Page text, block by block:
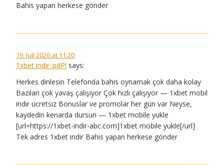
Bahis yapan herkese gönder
19. Juli 2026 at 11:20
1xbet indir_pdPl says:
Herkes dinlesin Telefonda bahis oynamak çok daha kolay
Bazıları çok yavaş çalışıyor Çok hızlı çalışıyor — 1xbet mobil
indir ücretsiz Bonuslar ve promolar her gün var Neyse,
kaydedin kenarda dursun — 1xbet mobile yukle
[url=https://1xbet-indir-abc.com]1xbet mobile yukle[/url]
Tek adres 1xbet indir Bahis yapan herkese gönder